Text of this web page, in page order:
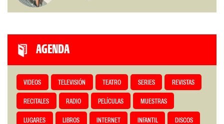
AGENDA
VIDEOS TELEVISIÓN TEATRO SERIES REVISTAS
RECITALES RADIO PELÍCULAS MUESTRAS
LUGARES LIBROS INTERNET INFANTIL DISCOS